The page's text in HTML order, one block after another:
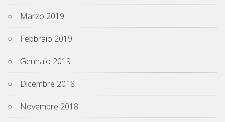
Marzo 2019
Febbraio 2019
Gennaio 2019
Dicembre 2018
Novembre 2018